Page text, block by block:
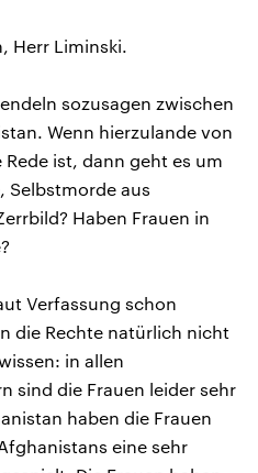
Herr Liminski.
sozusagen zwischen
Wenn hierzulande von
ist, dann geht es um
Selbstmorde aus
Haben Frauen in
Verfassung schon
die Rechte natürlich nicht
in allen
sind die Frauen leider sehr
haben die Frauen
eine sehr